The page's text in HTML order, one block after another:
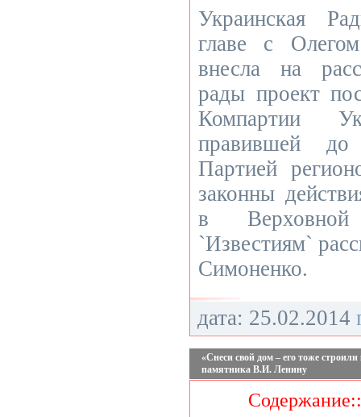
Украинская
главе с
внесла на
рады проект
Компартии
правившей до
Партией
законны
в
`Известиям`
Симоненко.
дата: 25.02.2014
«Снеси свой дом – его тоже
памятника В.И. Ленину